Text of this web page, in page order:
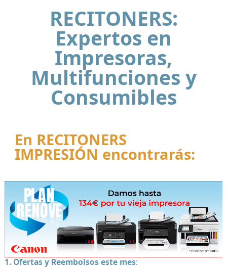
RECITONERS:
Expertos en
Impresoras,
Multifunciones y
Consumibles
En RECITONERS
IMPRESIÓN encontrarás:
1. Ofertas y Reembolsos este mes: